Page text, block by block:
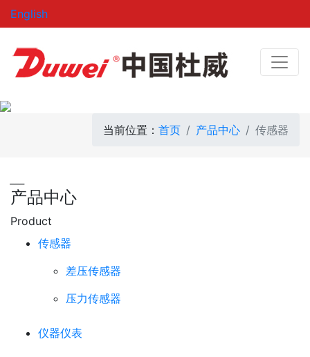
English
当前位置： 首页 产品中心 传感器
产品中心
Product
传感器
差压传感器
压力传感器
仪器仪表